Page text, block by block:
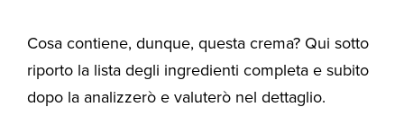
Cosa contiene, dunque, questa crema? Qui sotto
riporto la lista degli ingredienti completa e subito
dopo la analizzerò e valuterò nel dettaglio.